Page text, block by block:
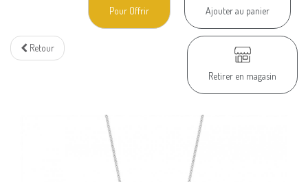
Ajouter au panier
Pour Offrir
Retirer en magasin
Retour